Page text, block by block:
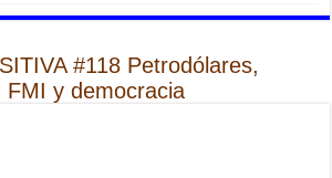
#118 Petrodólares,
y democracia